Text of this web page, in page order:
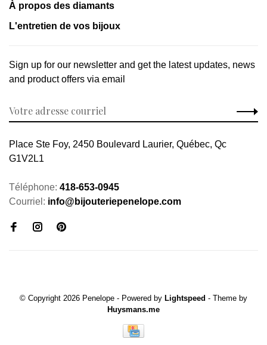
À propos des diamants
L'entretien de vos bijoux
Sign up for our newsletter and get the latest updates, news
and product offers via email
Place Ste Foy, 2450 Boulevard Laurier, Québec, Qc
G1V2L1
Téléphone: 418-653-0945
Courriel: info@bijouteriepenelope.com
© Copyright 2026 Penelope - Powered by Lightspeed - Theme by
Huysmans.me